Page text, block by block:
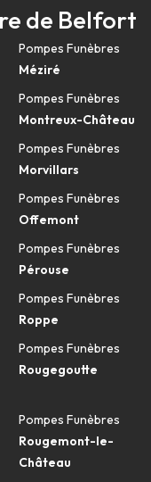
de Belfort
Pompes Funèbres
Méziré
Pompes Funèbres
Montreux-Château
Pompes Funèbres
Morvillars
Pompes Funèbres
Offemont
Pompes Funèbres
Pérouse
Pompes Funèbres
Roppe
Pompes Funèbres
Rougegoutte
Pompes Funèbres
Rougemont-le-
Château